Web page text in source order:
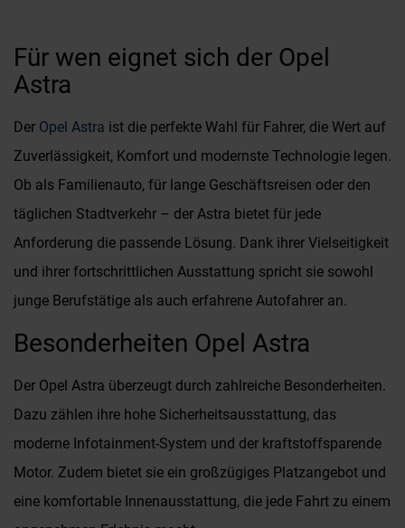
Für wen eignet sich der Opel
Astra
Der Opel Astra ist die perfekte Wahl für Fahrer, die Wert auf
Zuverlässigkeit, Komfort und modernste Technologie legen.
Ob als Familienauto, für lange Geschäftsreisen oder den
täglichen Stadtverkehr – der Astra bietet für jede
Anforderung die passende Lösung. Dank ihrer Vielseitigkeit
und ihrer fortschrittlichen Ausstattung spricht sie sowohl
junge Berufstätige als auch erfahrene Autofahrer an.
Besonderheiten Opel Astra
Der Opel Astra überzeugt durch zahlreiche Besonderheiten.
Dazu zählen ihre hohe Sicherheitsausstattung, das
moderne Infotainment-System und der kraftstoffsparende
Motor. Zudem bietet sie ein großzügiges Platzangebot und
eine komfortable Innenausstattung, die jede Fahrt zu einem